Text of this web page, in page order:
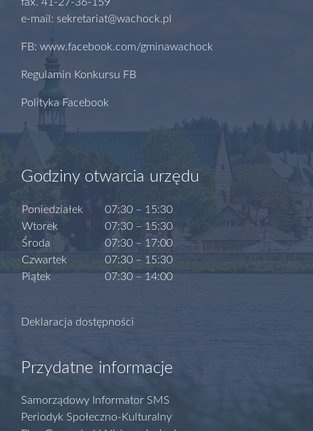
e-mail: sekretariat@wachock.pl
FB: www.facebook.com/gminawachock
Regulamin Konkursu FB
Polityka Facebook
Godziny otwarcia urzędu
Poniedziałek
Wtorek
Środa
Czwartek
Piątek
07:30 – 15:30
07:30 – 15:30
07:30 – 17:00
07:30 – 15:30
07:30 – 14:00
Deklaracja dostępności
Przydatne informacje
Samorządowy Informator SMS
Periodyk Społeczno-Kulturalny